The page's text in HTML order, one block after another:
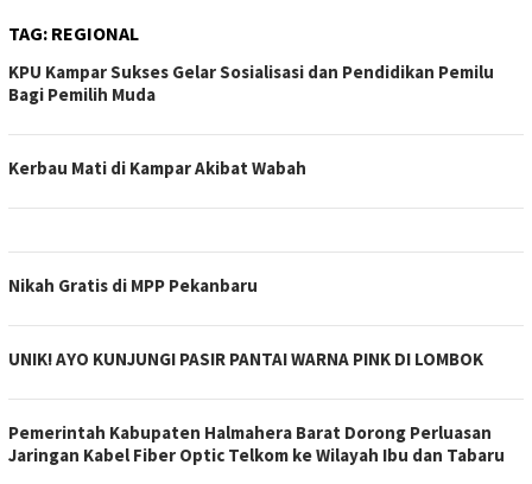
TAG: REGIONAL
KPU Kampar Sukses Gelar Sosialisasi dan Pendidikan Pemilu
Bagi Pemilih Muda
Kerbau Mati di Kampar Akibat Wabah
Nikah Gratis di MPP Pekanbaru
UNIK! AYO KUNJUNGI PASIR PANTAI WARNA PINK DI LOMBOK
Pemerintah Kabupaten Halmahera Barat Dorong Perluasan
Jaringan Kabel Fiber Optic Telkom ke Wilayah Ibu dan Tabaru